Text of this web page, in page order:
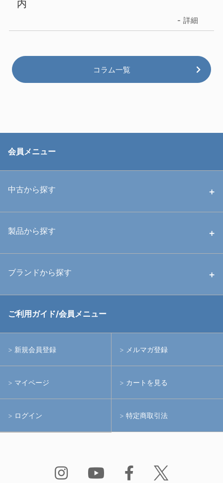
内
詳細
コラム一覧
会員メニュー
中古から探す
中古ハウジング
中古アームシステム
製品から探す
ハウジング
水中用品
ブランドから探す
RGBlue
イノン
フィッシュアイ
ご利用ガイド/会員メニュー
新規会員登録 メルマガ登録
マイページ カートを見る
ログイン 特定商取引法